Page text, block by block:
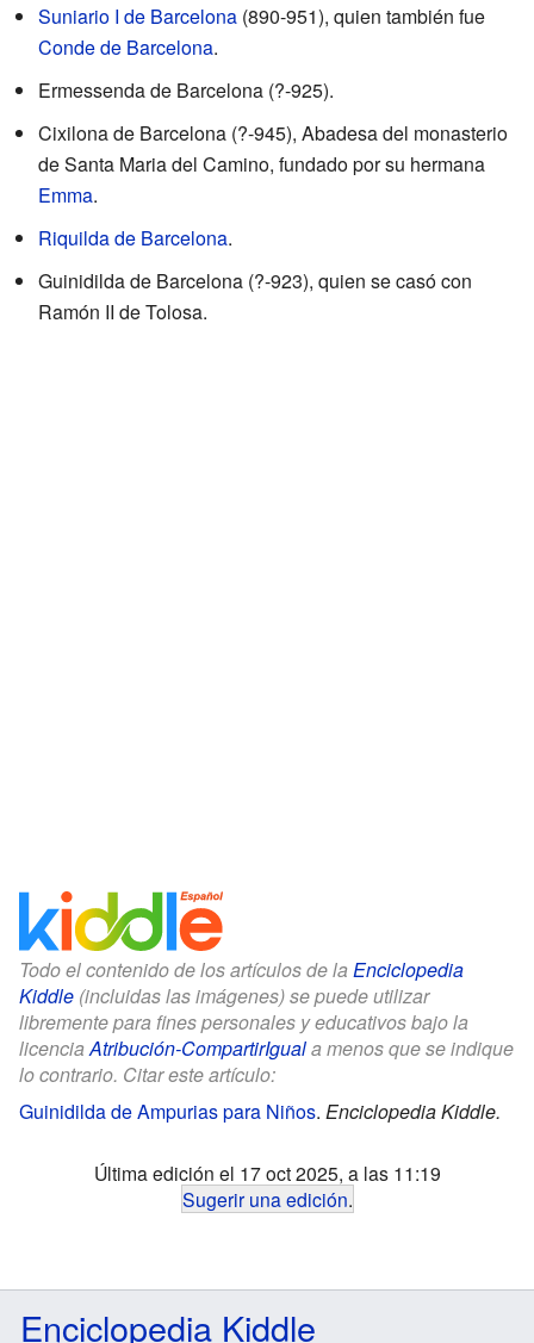
Suniario I de Barcelona (890-951), quien también fue
Conde de Barcelona.
Ermessenda de Barcelona (?-925).
Cixilona de Barcelona (?-945), Abadesa del monasterio
de Santa Maria del Camino, fundado por su hermana
Emma.
Riquilda de Barcelona.
Guinidilda de Barcelona (?-923), quien se casó con
Ramón II de Tolosa.
Todo el contenido de los artículos de la Enciclopedia
Kiddle (incluidas las imágenes) se puede utilizar
libremente para fines personales y educativos bajo la
licencia Atribución-CompartirIguala menos que se indique
lo contrario. Citar este artículo:
Guinidilda de Ampurias para Niños. Enciclopedia Kiddle.
Última edición el 17 oct 2025, a las 11:19
Sugerir una edición.
Enciclopedia Kiddle